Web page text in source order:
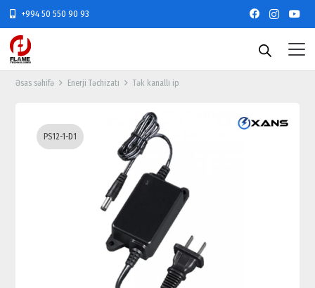
+994 50 550 90 93
Əsas səhifə Enerji Təchizatı Tək kanallı ip
PS12-1-D1